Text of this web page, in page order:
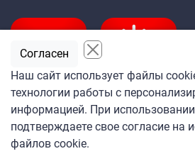
Подпишитесь
на ежедневную рассылку
«Кабельщика»
Наш сайт использует файлы
технологии работы с
информацией. При
подтверждаете свое согласие на
файлов cookie.
Согласен